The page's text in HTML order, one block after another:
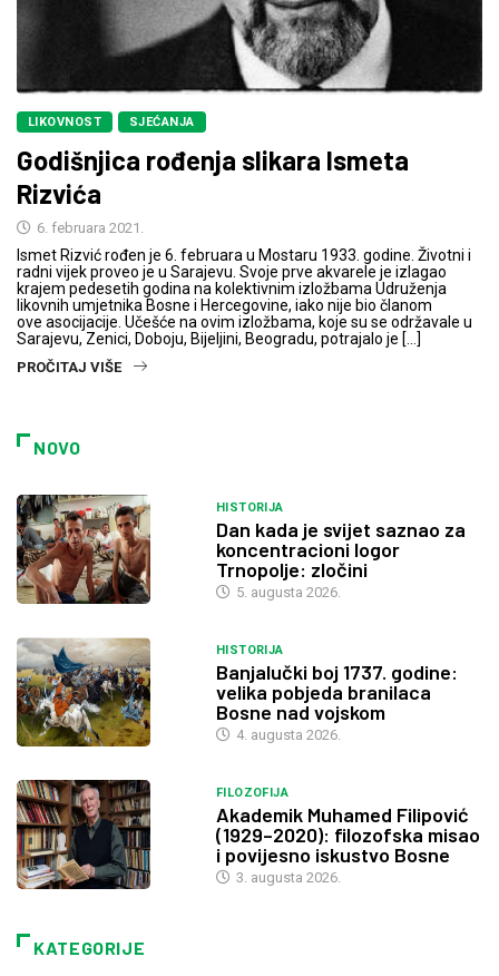
LIKOVNOST SJEĆANJA
Godišnjica rođenja slikara Ismeta
Rizvića
6. februara 2021.
Ismet Rizvić rođen je 6. februara u Mostaru 1933. godine. Životni i
radni vijek proveo je u Sarajevu. Svoje prve akvarele je izlagao
krajem pedesetih godina na kolektivnim izložbama Udruženja
likovnih umjetnika Bosne i Hercegovine, iako nije bio članom
ove asocijacije. Učešće na ovim izložbama, koje su se održavale u
Sarajevu, Zenici, Doboju, Bijeljini, Beogradu, potrajalo je […]
PROČITAJ VIŠE
NOVO
HISTORIJA
Dan kada je svijet saznao za
koncentracioni logor
Trnopolje: zločini
5. augusta 2026.
HISTORIJA
Banjalučki boj 1737. godine:
velika pobjeda branilaca
Bosne nad vojskom
4. augusta 2026.
FILOZOFIJA
Akademik Muhamed Filipović
(1929–2020): filozofska misao
i povijesno iskustvo Bosne
3. augusta 2026.
KATEGORIJE